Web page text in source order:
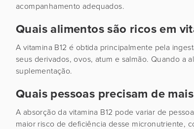
acompanhamento adequados.
Quais alimentos são ricos em
A vitamina B12 é obtida principalmente pela
seus derivados, ovos, atum e salmão. Quando a
suplementação.
Quais pessoas precisam de
A absorção da vitamina B12 pode variar de
maior risco de deficiência desse micronutriente,